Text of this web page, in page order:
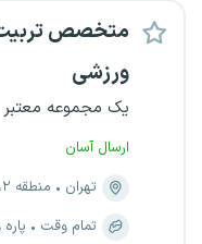
متخصص
ورزشی
یک مجموعه معتبر
ارسال آسان
تهران
منطقه ۲، مرزداران
تمام وقت